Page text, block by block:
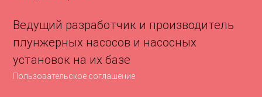
Ведущий разработчик и производитель
плунжерных насосов и насосных
установок на их базе
Пользовательское соглашение